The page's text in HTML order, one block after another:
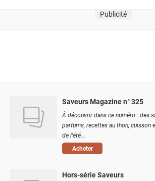
Publicité
Saveurs Magazine n° 325
À découvrir dans ce numéro : des
parfums, recettes au thon, cuisson
de l'été...
Acheter
Hors-série Saveurs